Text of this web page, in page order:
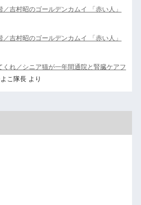
吉村昭のゴールデンカムイ 「赤い人」
吉村昭のゴールデンカムイ 「赤い人」
くれ／シニア猫が一年間通院と腎臓ケアフ
こ隊長より